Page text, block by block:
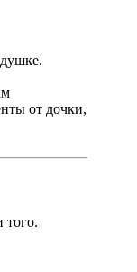
от дочки,
того.